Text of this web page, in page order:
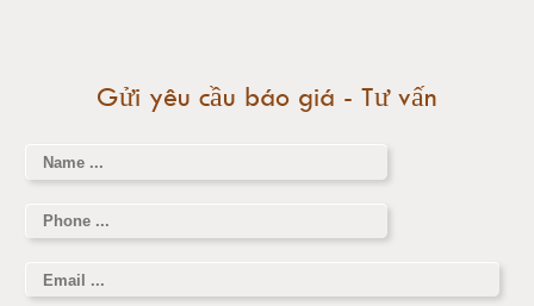
Cân điện tử 3000kg
Cân điện tử 1 tấn
Cân điện tử 2 tấn
Cân điện tử 3 tấn
Gửi yêu cầu báo giá - Tư vấn